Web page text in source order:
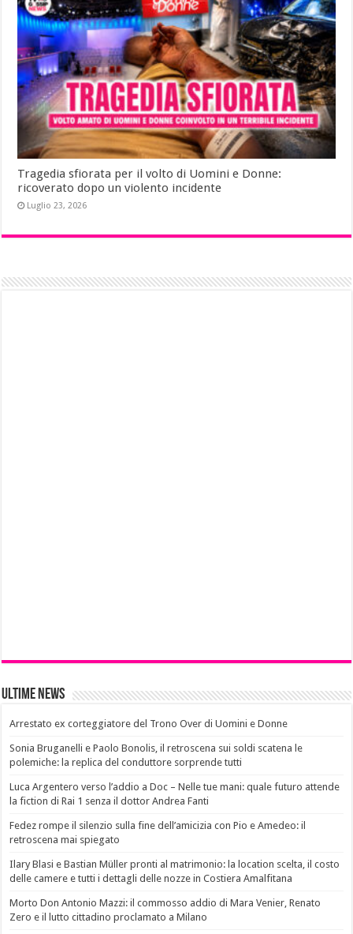
Tragedia sfiorata per il volto di Uomini e Donne:
ricoverato dopo un violento incidente
Luglio 23, 2026
Ultime News
Arrestato ex corteggiatore del Trono Over di Uomini e Donne
Sonia Bruganelli e Paolo Bonolis, il retroscena sui soldi scatena le
polemiche: la replica del conduttore sorprende tutti
Luca Argentero verso l’addio a Doc – Nelle tue mani: quale futuro attende
la fiction di Rai 1 senza il dottor Andrea Fanti
Fedez rompe il silenzio sulla fine dell’amicizia con Pio e Amedeo: il
retroscena mai spiegato
Ilary Blasi e Bastian Müller pronti al matrimonio: la location scelta, il costo
delle camere e tutti i dettagli delle nozze in Costiera Amalfitana
Morto Don Antonio Mazzi: il commosso addio di Mara Venier, Renato
Zero e il lutto cittadino proclamato a Milano